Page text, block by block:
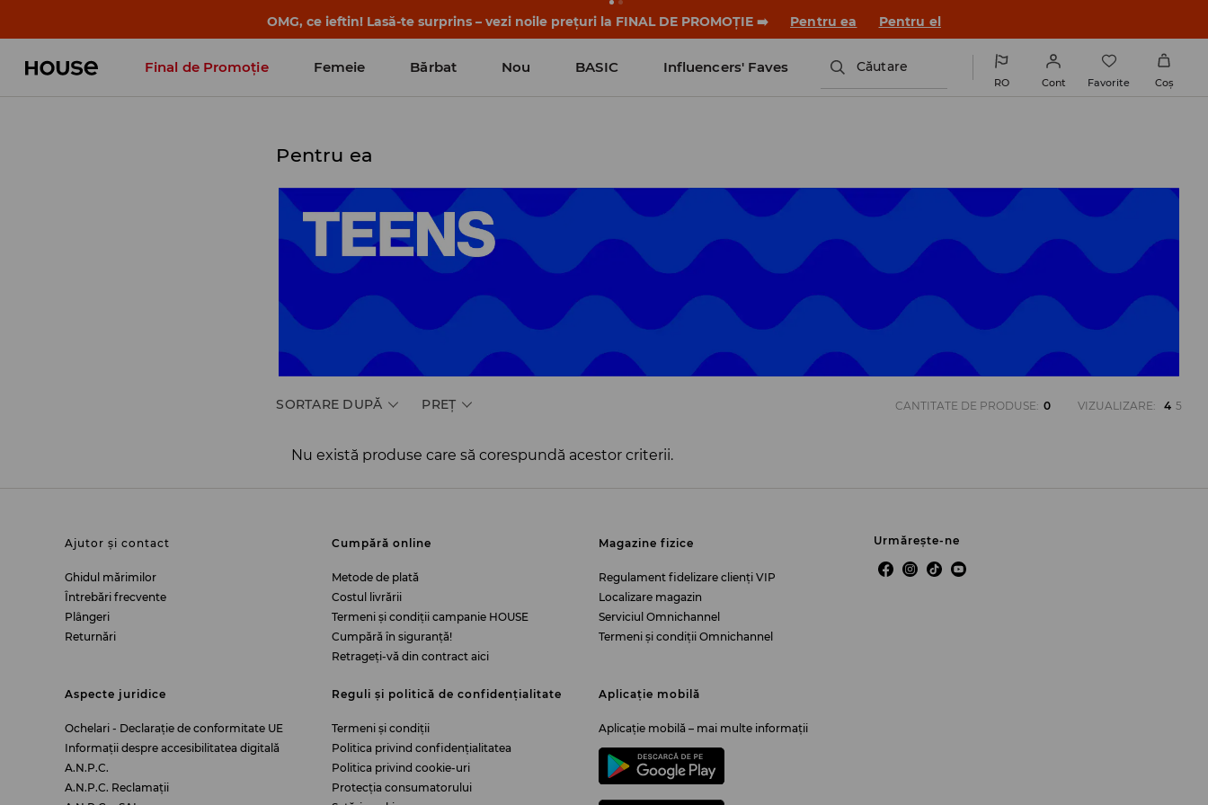
OMG, ce ieftin! Lasă-te surprins – vezi noile prețuri la FINAL DE PROMOȚIE ➡️ Pentru ea Pentru el
Final de Promoție Femeie Bărbat Nou BASIC Influencers' Faves Căutare
RO Cont Favorite Coş
Pentru ea
SORTARE DUPĂ PREŢ CANTITATE DE PRODUSE: 0 VIZUALIZARE: 4 5
Nu există produse care să corespundă acestor criterii.
Ajutor și contact
Ghidul mărimilor
Întrebări frecvente
Plângeri
Returnări
Cumpără online
Metode de plată
Costul livrării
Termeni și condiții campanie HOUSE
Cumpără în siguranță!
Retrageți-vă din contract aici
Magazine fizice
Regulament fidelizare clienți VIP
Localizare magazin
Serviciul Omnichannel
Termeni și condiții Omnichannel
Aspecte juridice
Ochelari - Declarație de conformitate UE
Informații despre accesibilitatea digitală
A.N.P.C.
A.N.P.C. Reclamații
Reguli și politică de confidențialitate
Termeni și condiții
Politica privind confidențialitatea
Politica privind cookie-uri
Protecția consumatorului
Aplicație mobilă
Aplicație mobilă – mai multe informații
Urmărește-ne